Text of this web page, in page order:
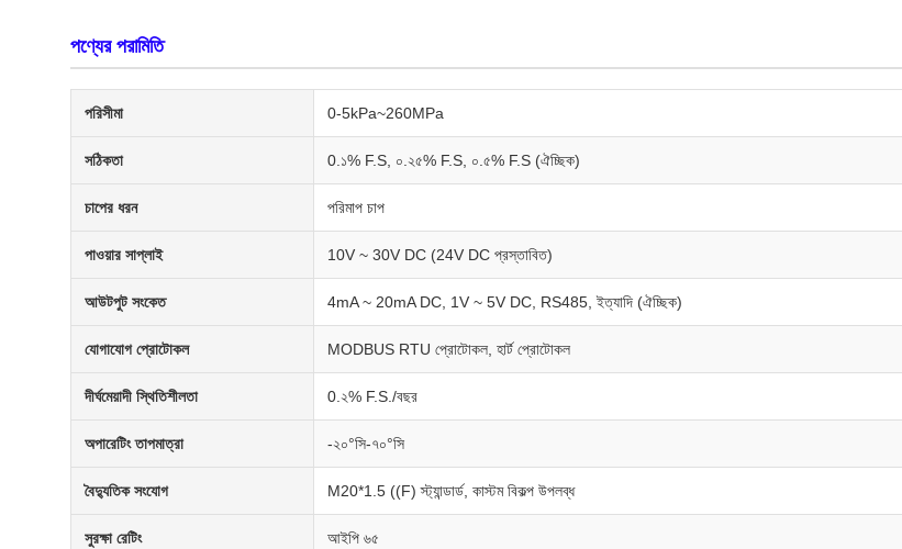
পণ্যের পরামিতি
পরিসীমা 0-5kPa~260MPa
সঠিকতা 0.১% F.S, ০.২৫% F.S, ০.৫% F.S (ঐচ্ছিক)
চাপের ধরন পরিমাপ চাপ
পাওয়ার সাপ্লাই 10V ~ 30V DC (24V DC প্রস্তাবিত)
আউটপুট সংকেত 4mA ~ 20mA DC, 1V ~ 5V DC, RS485, ইত্যাদি (ঐচ্ছিক)
যোগাযোগ প্রোটোকল MODBUS RTU প্রোটোকল, হার্ট প্রোটোকল
দীর্ঘমেয়াদী স্থিতিশীলতা 0.২% F.S./বছর
অপারেটিং তাপমাত্রা -২০°সি-৭০°সি
বৈদ্যুতিক সংযোগ M20*1.5 ((F) স্ট্যান্ডার্ড, কাস্টম বিকল্প উপলব্ধ
সুরক্ষা রেটিং আইপি ৬৫